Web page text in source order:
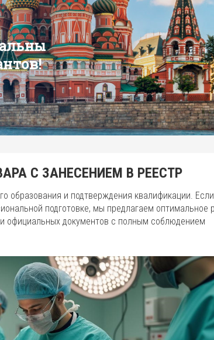
С ЗАНЕСЕНИЕМ В РЕЕСТР
образования и подтверждения квалификации.
подготовке, мы предлагаем оптимальное
официальных документов с полным соблюдением